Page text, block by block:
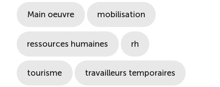
Main oeuvre mobilisation
ressources humaines rh
tourisme travailleurs temporaires